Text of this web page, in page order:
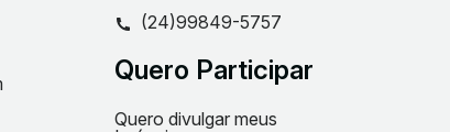
(24)99849-5757
Quero Participar
Quero divulgar meus